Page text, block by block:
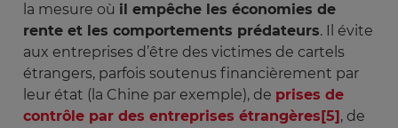
la mesure où il empêche les économies de
rente et les comportements prédateurs. Il évite
aux entreprises d’être des victimes de cartels
étrangers, parfois soutenus financièrement par
leur état (la Chine par exemple), de prises de
contrôle par des entreprises étrangères [5] , de